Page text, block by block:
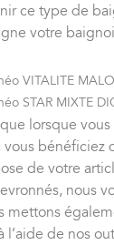
ce type de
votre
VITALITE
STAR MIXTE
lorsque
bénéficiez
de votre
nous
mettons
l’aide de nos